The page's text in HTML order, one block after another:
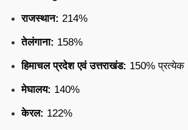
राजस्थान: 214%
तेलंगाना: 158%
हिमाचल प्रदेश एवं उत्तराखंड: 150% प्रत्येक
मेघालय: 140%
केरल: 122%